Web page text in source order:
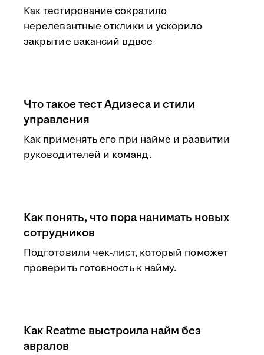
Как тестирование сократило
нерелевантные отклики и ускорило
закрытие вакансий вдвое
Что такое тест Адизеса и стили
управления
Как применять его при найме и развитии
руководителей и команд.
Как понять, что пора нанимать новых
сотрудников
Подготовили чек-лист, который поможет
проверить готовность к найму.
Как Reatme выстроила найм без
авралов